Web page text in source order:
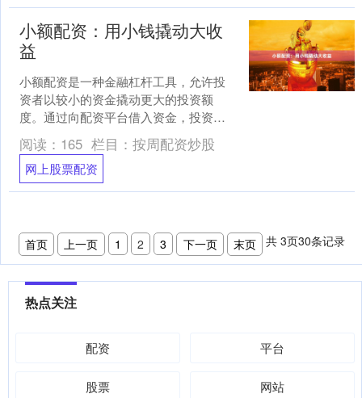
小额配资：用小钱撬动大收
益
小额配资是一种金融杠杆工具，允许投
资者以较小的资金撬动更大的投资额
度。通过向配资平台借入资金，投资者
可以放大其交易规模，从而获得更高的
潜在收益。 小额配资的优势....
阅读： 165 栏目： 按周配资炒股
网上股票配资
首页 上一页 1 2 3 下一页 末页 共3页30条记录
热点关注
配资 平台
股票 网站